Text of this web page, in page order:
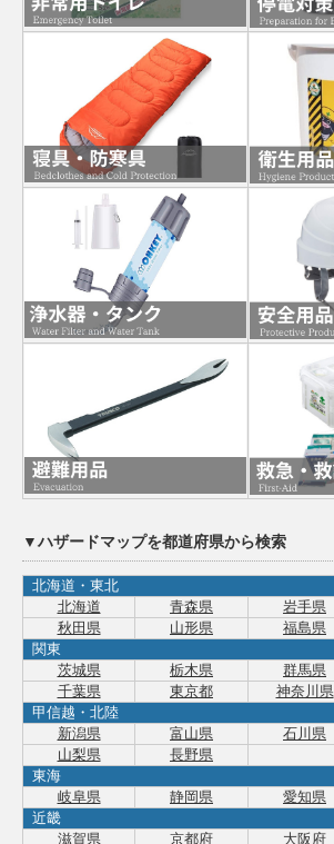
▼ハザードマップを都道府県から検索
北海道・東北
北海道
青森県 岩手県
秋田県
山形県
福島県
関東
茨城県
栃木県 群馬県
千葉県
東京都
神奈川県
甲信越・北陸
新潟県
富山県 石川県
山梨県
長野県
東海
岐阜県
静岡県 愛知県
近畿
滋賀県
京都府 大阪府